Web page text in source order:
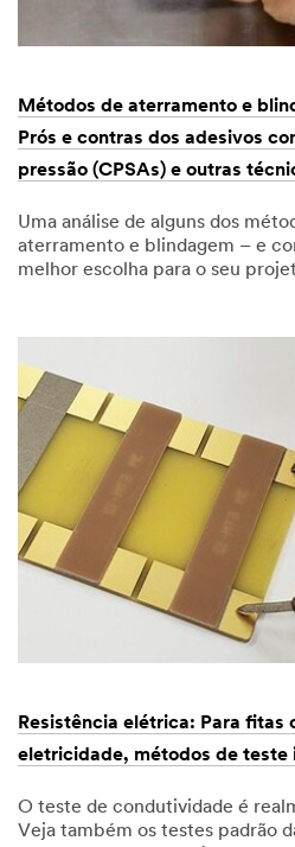
Métodos de aterramento e
Prós e contras dos adesivos
pressão (CPSAs) e outras
Uma análise de alguns dos
aterramento e blindagem – e
melhor escolha para o seu
aterramento
blindagem
em
eletrônica:
contras
dos
adesivos
condutores
sensíveis
à
pressão
Resistência elétrica: Para fitas
eletricidade, métodos de teste
O teste de condutividade é
Veja também os testes padrão